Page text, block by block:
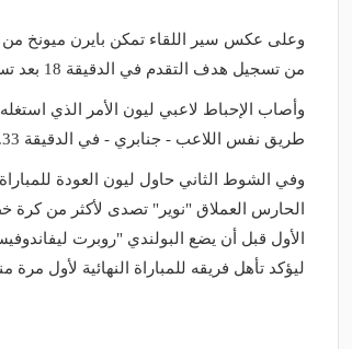
وعلى عكس سير اللقاء تمكن بايرن ميونخ
من تسجيل هدف التقدم في الدقيقة 18 بعد تسديدة قوية.
وأصاب الإحباط لاعبي ليون الأمر الذي
طريق نفس اللاعب - جنابري - في الدقيقة 33.
وفي الشوط الثاني حاول ليون العودة
الحارس العملاق "نوير" تصدى لأكثر من كرة
ليؤكد تأهل فريقه للمباراة النهائية لأول مرة منذ 7